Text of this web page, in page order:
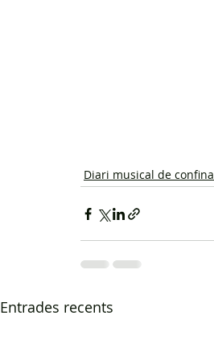
Diari musical de
Entrades recents